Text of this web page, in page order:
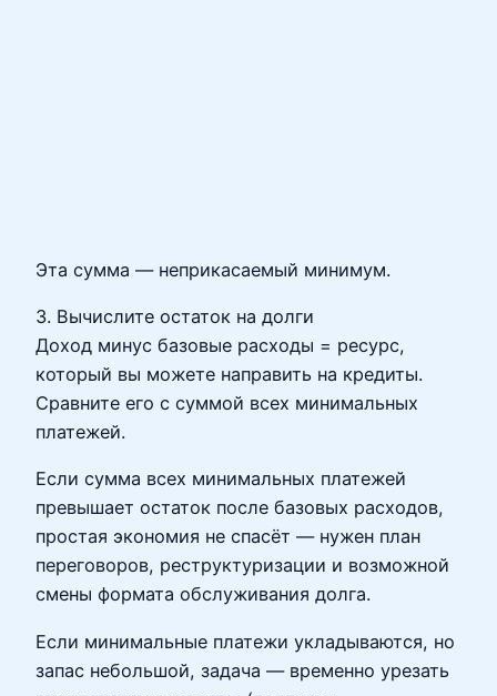
Эта сумма — неприкасаемый минимум.
3. Вычислите остаток на долги
Доход минус базовые расходы = ресурс,
который вы можете направить на кредиты.
Сравните его с суммой всех минимальных
платежей.
Если сумма всех минимальных платежей
превышает остаток после базовых расходов,
простая экономия не спасёт — нужен план
переговоров, реструктуризации и возможной
смены формата обслуживания долга.
Если минимальные платежи укладываются, но
запас небольшой, задача — временно урезать